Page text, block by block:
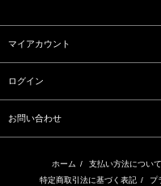
マイアカウント
ログイン
お問い合わせ
ホーム / 支払い方法について
特定商取引法に基づく表記 / プ